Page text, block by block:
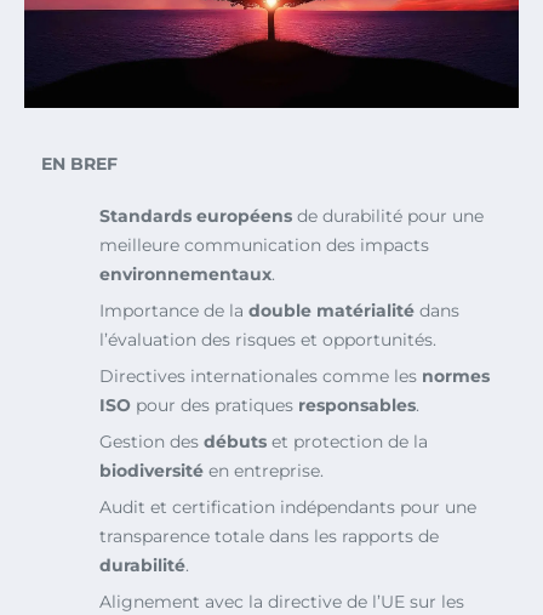
EN BREF
Standards européens de durabilité pour une
meilleure communication des impacts
environnementaux.
Importance de la double matérialité dans
l’évaluation des risques et opportunités.
Directives internationales comme les normes
ISO pour des pratiques responsables.
Gestion des débuts et protection de la
biodiversité en entreprise.
Audit et certification indépendants pour une
transparence totale dans les rapports de
durabilité.
Alignement avec la directive de l’UE sur les